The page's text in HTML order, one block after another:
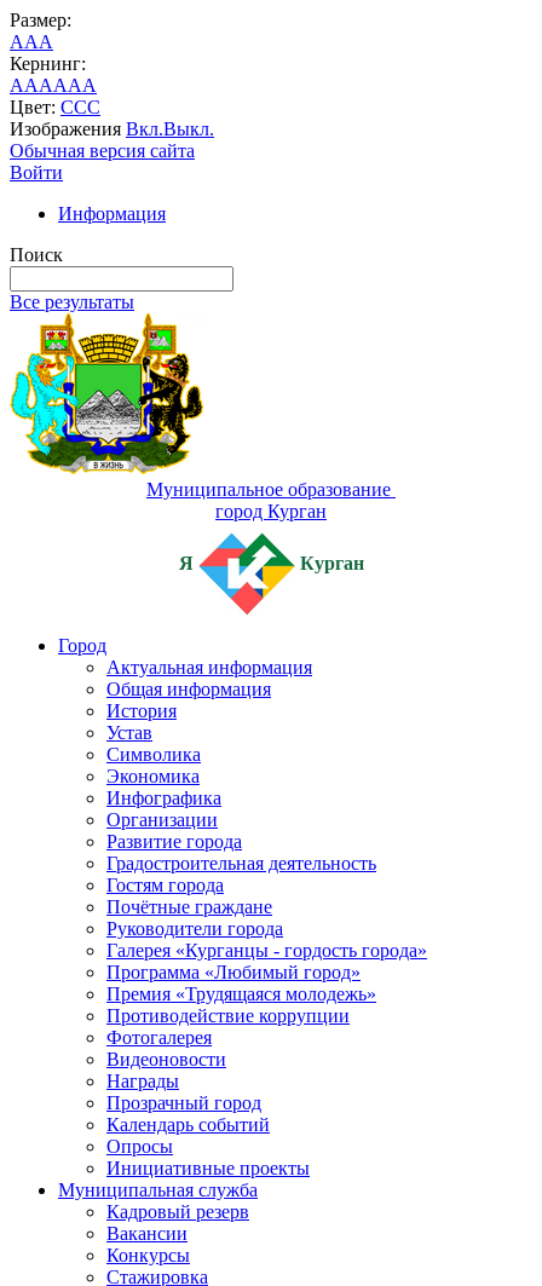
Размер:
AAA
Кернинг:
AAAAAA
Цвет: CCC
Изображения Вкл.Выкл.
Обычная версия сайта
Войти
Информация
Поиск
Все результаты
Муниципальное образование
город Курган
Я Курган
Город
Актуальная информация
Общая информация
История
Устав
Символика
Экономика
Инфографика
Организации
Развитие города
Градостроительная деятельность
Гостям города
Почётные граждане
Руководители города
Галерея «Курганцы - гордость города»
Программа «Любимый город»
Премия «Трудящаяся молодежь»
Противодействие коррупции
Фотогалерея
Видеоновости
Награды
Прозрачный город
Календарь событий
Опросы
Инициативные проекты
Муниципальная служба
Кадровый резерв
Вакансии
Конкурсы
Стажировка